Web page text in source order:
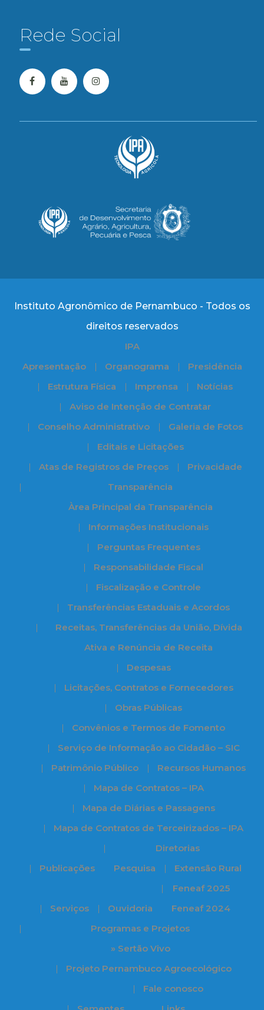
Rede Social
Instituto Agronômico de Pernambuco - Todos os
direitos reservados
IPA
Apresentação
Organograma
Presidência
Estrutura Física
Imprensa
Notícias
Aviso de Intenção de Contratar
Conselho Administrativo
Galeria de Fotos
Editais e Licitações
Atas de Registros de Preços
Privacidade
Transparência
Àrea Principal da Transparência
Informações Institucionais
Perguntas Frequentes
Responsabilidade Fiscal
Fiscalização e Controle
Transferências Estaduais e Acordos
Receitas, Transferências da União, Dívida
Ativa e Renúncia de Receita
Despesas
Licitações, Contratos e Fornecedores
Obras Públicas
Convênios e Termos de Fomento
Serviço de Informação ao Cidadão – SIC
Patrimônio Público
Recursos Humanos
Mapa de Contratos – IPA
Mapa de Diárias e Passagens
Mapa de Contratos de Terceirizados – IPA
Publicações
Diretorias
Pesquisa
Extensão Rural
Serviços Ouvidoria
Feneaf 2025
Feneaf 2024
Programas e Projetos
» Sertão Vivo
Projeto Pernambuco Agroecológico
Fale conosco